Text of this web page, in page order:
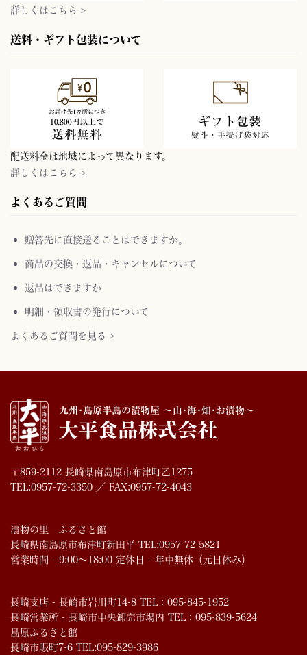
詳しくはこちら >
送料・ギフト包装について
配送料金は地域によって異なります。
詳しくはこちら >
よくあるご質問
贈答先に直接送ることはできますか。
商品の交換・返品・キャンセルについて
返品はできますか
明細・領収書の発行について
よくあるご質問を見る >
〒859-2112 長崎県南島原市布津町乙1275
TEL:0957-72-3350 ／ FAX:0957-72-4043
漬物の里 ふるさと館
長崎県南島原市布津町新田平 TEL:0957-72-5821
営業時間 - 9:00～18:00 定休日 - 年中無休（元日休み）
長崎支店 - 長崎市岩川町14-8 TEL：095-845-1952
長崎営業所 - 長崎市中央卸売市場内 TEL：095-839-5624
島原ふるさと館
長崎市賑町7-6 TEL:095-829-3986